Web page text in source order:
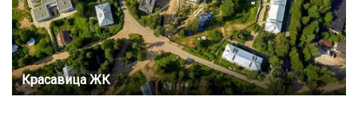
Красавица ЖК